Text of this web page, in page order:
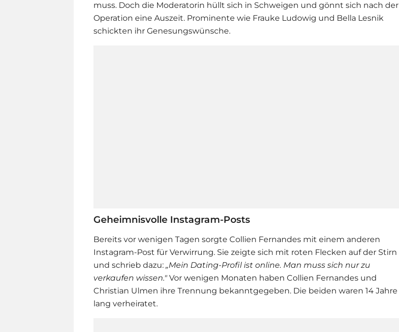
muss. Doch die Moderatorin hüllt sich in Schweigen und gönnt sich nach der
Operation eine Auszeit. Prominente wie Frauke Ludowig und Bella Lesnik
schickten ihr Genesungswünsche.
Geheimnisvolle Instagram-Posts
Bereits vor wenigen Tagen sorgte Collien Fernandes mit einem anderen
Instagram-Post für Verwirrung. Sie zeigte sich mit roten Flecken auf der Stirn
und schrieb dazu: „Mein Dating-Profil ist online. Man muss sich nur zu
verkaufen wissen." Vor wenigen Monaten haben Collien Fernandes und
Christian Ulmen ihre Trennung bekanntgegeben. Die beiden waren 14 Jahre
lang verheiratet.